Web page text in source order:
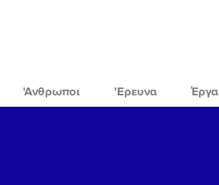
'Ανθρωποι 'Ερευνα Έργα